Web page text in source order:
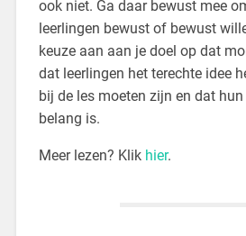
ook niet. Ga daar bewust mee
leerlingen bewust of bewust
keuze aan aan je doel op dat
dat leerlingen het terechte idee
bij de les moeten zijn en dat
belang is.
Meer lezen? Klik hier.